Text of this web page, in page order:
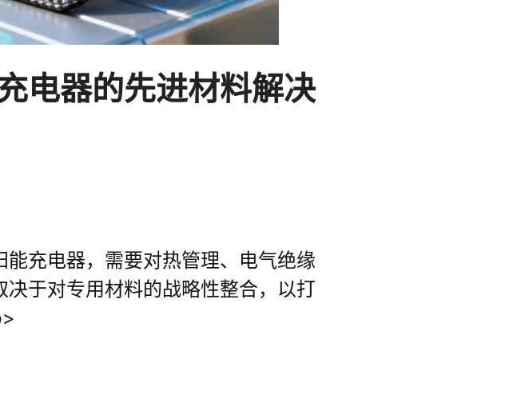
电器的先进材料解决
充电器，需要对热管理、电气绝缘
于对专用材料的战略性整合，以打